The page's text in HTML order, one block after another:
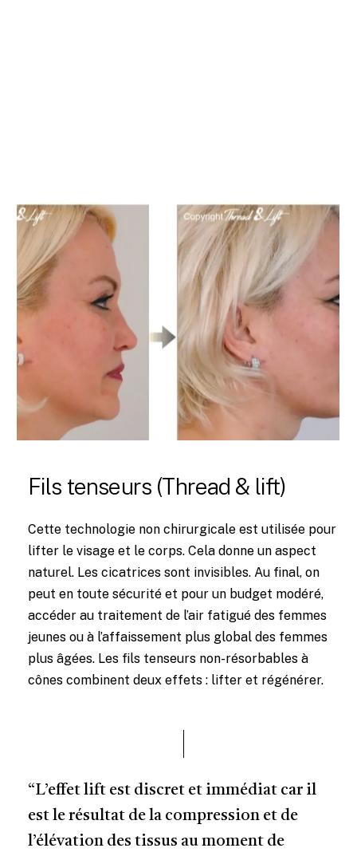
Fils tenseurs (Thread & lift)
Cette technologie non chirurgicale est utilisée pour
lifter le visage et le corps. Cela donne un aspect
naturel. Les cicatrices sont invisibles. Au final, on
peut en toute sécurité et pour un budget modéré,
accéder au traitement de l’air fatigué des femmes
jeunes ou à l’affaissement plus global des femmes
plus âgées. Les fils tenseurs non-résorbables à
cônes combinent deux effets : lifter et régénérer.
“L’effet lift est discret et immédiat car il
est le résultat de la compression et de
l’élévation des tissus au moment de